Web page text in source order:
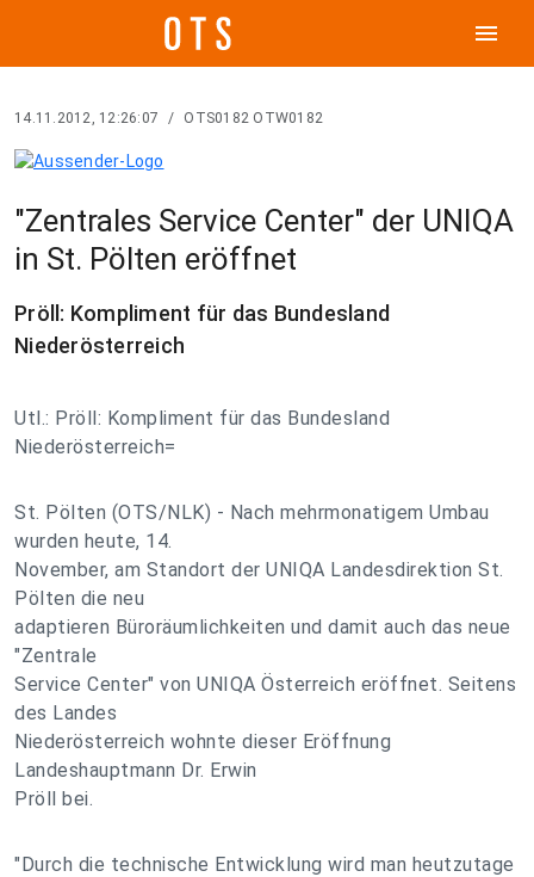
menu
14.11.2012, 12:26:07 / OTS0182 OTW0182
"Zentrales Service Center" der UNIQA
in St. Pölten eröffnet
Pröll: Kompliment für das Bundesland
Niederösterreich
Utl.: Pröll: Kompliment für das Bundesland
Niederösterreich=
St. Pölten (OTS/NLK) - Nach mehrmonatigem Umbau
wurden heute, 14.
November, am Standort der UNIQA Landesdirektion St.
Pölten die neu
adaptieren Büroräumlichkeiten und damit auch das neue
"Zentrale
Service Center" von UNIQA Österreich eröffnet. Seitens
des Landes
Niederösterreich wohnte dieser Eröffnung
Landeshauptmann Dr. Erwin
Pröll bei.
"Durch die technische Entwicklung wird man heutzutage